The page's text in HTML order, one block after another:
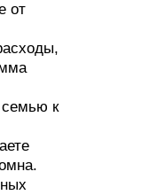
от
семью к